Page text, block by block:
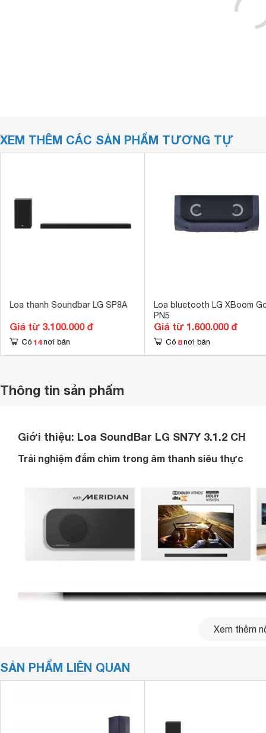
XEM THÊM CÁC SẢN PHẨM TƯƠNG TỰ
Loa thanh Soundbar LG SP8A
Giá từ 3.100.000 đ
Có 14 nơi bán
Loa bluetooth LG XBoom
PN5
Giá từ 1.600.000 đ
Có 8 nơi bán
Thông tin sản phẩm
Giới thiệu: Loa SoundBar LG SN7Y 3.1.2 CH
Trải nghiệm đắm chìm trong âm thanh siêu thực
Xem thêm
SẢN PHẨM LIÊN QUAN